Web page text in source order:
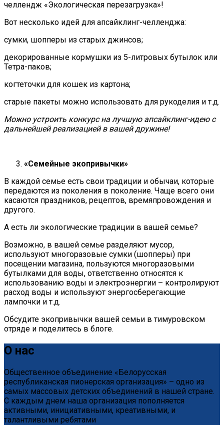
челлендж «Экологическая перезагрузка»!
Вот несколько идей для апсайклинг-челленджа:
сумки, шопперы из старых джинсов;
декорированные кормушки из 5-литровых бутылок или
Тетра-паков;
когтеточки для кошек из картона;
старые пакеты можно использовать для рукоделия и т.д.
Можно устроить конкурс на лучшую апсайклинг-идею с
дальнейшей реализацией в вашей дружине!
«Семейные экопривычки»
В каждой семье есть свои традиции и обычаи, которые
передаются из поколения в поколение. Чаще всего они
касаются праздников, рецептов, времяпровождения и
другого.
А есть ли экологические традиции в вашей семье?
Возможно, в вашей семье разделяют мусор,
используют многоразовые сумки (шопперы) при
посещении магазина, пользуются многоразовыми
бутылками для воды, ответственно относятся к
использованию воды и электроэнергии – контролируют
расход воды и используют энергосберегающие
лампочки и т.д.
Обсудите экопривычки вашей семьи в тимуровском
отряде и поделитесь в блоге.
О нас
Общественное объединение «Белорусская
республиканская пионерская организация» – одно из
самых массовых детских объединений в нашей стране.
С каждым днем наша организация пополняется
активными, инициативными, креативными, и
талантливыми ребятами